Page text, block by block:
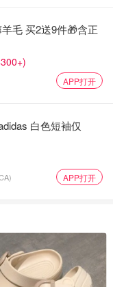
通、住宿、税费及
新的迷你吧、24小
无边泳池、最先进
水上运动。
游攻略 - 签证和机
住宿酒店推荐！
毛 买2送9件🎁含正
APP打开
白色短袖仅
APP打开